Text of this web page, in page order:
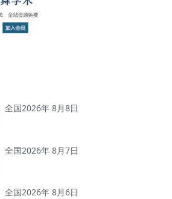
全国2026年 8月8日
全国2026年 8月7日
全国2026年 8月6日